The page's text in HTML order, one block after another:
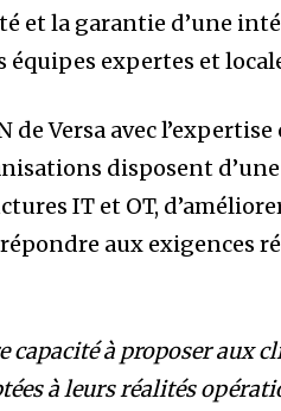
et la garantie d’une
expertes et
de Versa avec
disposent
IT et OT,
aux exigences
à proposer aux
à leurs réalités